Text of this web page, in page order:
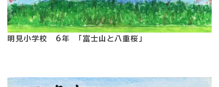
明見小学校 6年 「富士山と八重桜」